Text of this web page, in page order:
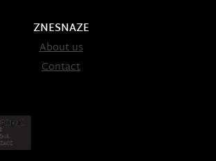
ZNESNAZE
About us
Contact